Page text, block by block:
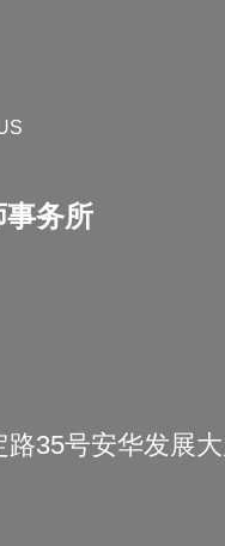
事务所
35号安华发展